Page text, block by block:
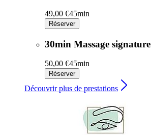
49,00 €45min
Réserver
30min Massage signature
50,00 €45min
Réserver
Découvrir plus de prestations